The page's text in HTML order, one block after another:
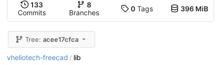
133
Commits
8
Branches
0Tags 396 MiB
Tree:acee17cfca
vheliotech-freecad / lib